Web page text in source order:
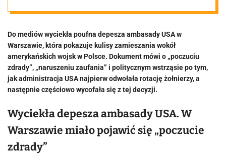
zdrady”.
Dyplomaci
apelują do
sekretarza
stanu
Do mediów wyciekła poufna depesza ambasady USA w
Warszawie, która pokazuje kulisy zamieszania wokół
amerykańskich wojsk w Polsce. Dokument mówi o „poczuciu
zdrady”, „naruszeniu zaufania” i politycznym wstrząsie po tym,
jak administracja USA najpierw odwołała rotację żołnierzy, a
następnie częściowo wycofała się z tej decyzji.
Wyciekła depesza ambasady USA. W
Warszawie miało pojawić się „poczucie
zdrady”